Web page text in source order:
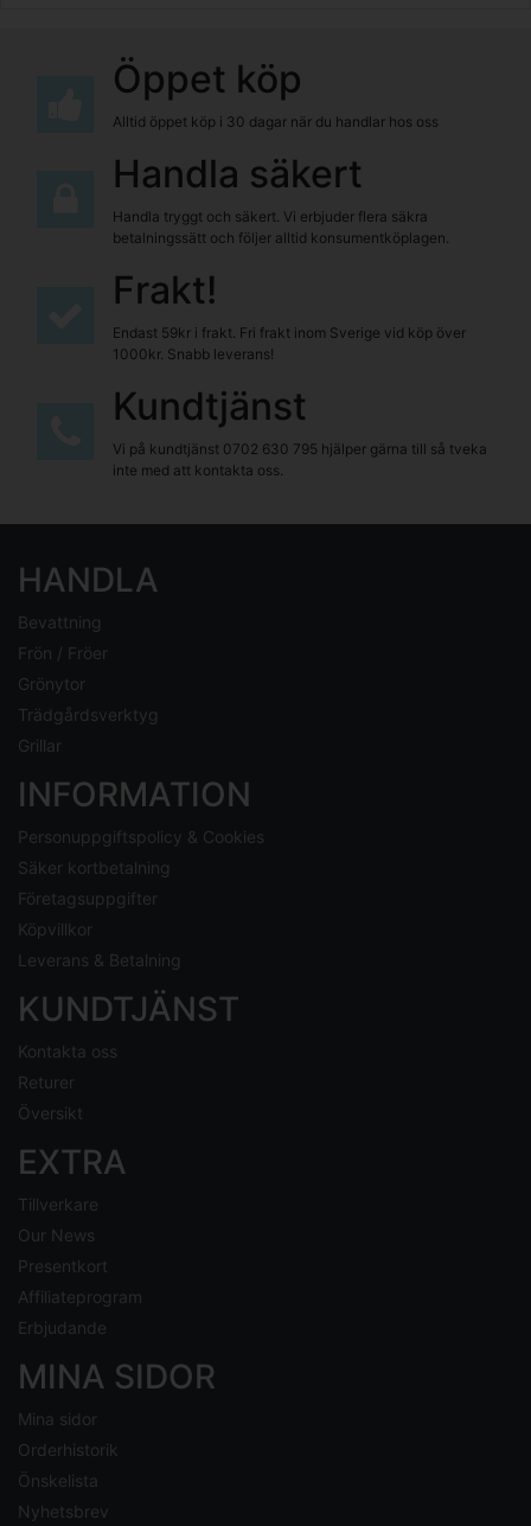
Öppet köp
Alltid öppet köp i 30 dagar när du handlar hos oss
Handla säkert
Handla tryggt och säkert. Vi erbjuder flera säkra
betalningssätt och följer alltid konsumentköplagen.
Frakt!
Endast 59kr i frakt. Fri frakt inom Sverige vid köp över
1000kr. Snabb leverans!
Kundtjänst
Vi på kundtjänst 0702 630 795 hjälper gärna till så tveka
inte med att kontakta oss.
HANDLA
Bevattning
Frön / Fröer
Grönytor
Trädgårdsverktyg
Grillar
INFORMATION
Personuppgiftspolicy & Cookies
Säker kortbetalning
Företagsuppgifter
Köpvillkor
Leverans & Betalning
KUNDTJÄNST
Kontakta oss
Returer
Översikt
EXTRA
Tillverkare
Our News
Presentkort
Affiliateprogram
Erbjudande
MINA SIDOR
Mina sidor
Orderhistorik
Önskelista
Nyhetsbrev